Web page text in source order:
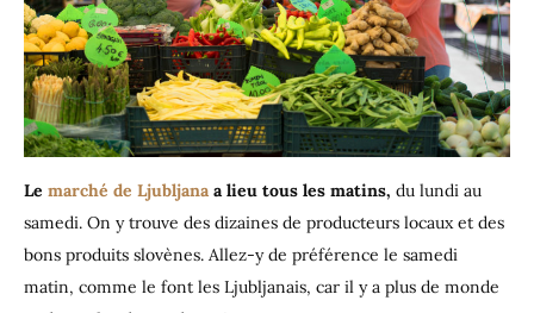
Le marché de Ljubljana a lieu tous les matins, du lundi au
samedi. On y trouve des dizaines de producteurs locaux et des
bons produits slovènes. Allez-y de préférence le samedi
matin, comme le font les Ljubljanais, car il y a plus de monde